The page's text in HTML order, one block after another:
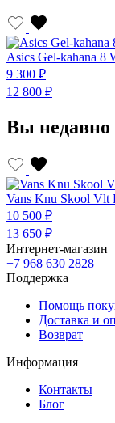
Asics Gel-kahana 8
9 300 ₽
12 800 ₽
Вы недавно
Vans Knu Skool Vlt
10 500 ₽
13 650 ₽
Интернет-магазин
+7 968 630 2828
Поддержка
Помощь
Доставка и
Возврат
Информация
Контакты
Блог